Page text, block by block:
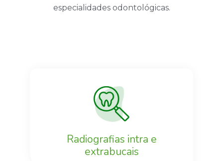
especialidades odontológicas.
Radiografias intra e
extrabucais